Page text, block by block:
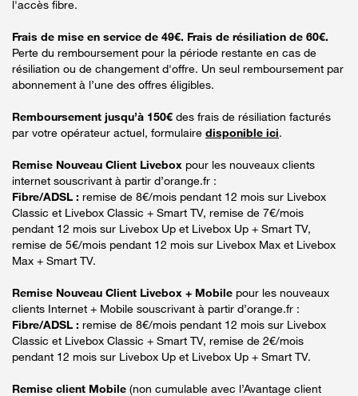
l'accès fibre.
Frais de mise en service de 49€. Frais de résiliation de 60€.
Perte du remboursement pour la période restante en cas de
résiliation ou de changement d'offre. Un seul remboursement par
abonnement à l’une des offres éligibles.
Remboursement jusqu’à 150€ des frais de résiliation facturés
par votre opérateur actuel, formulaire disponible ici.
Remise Nouveau Client Livebox pour les nouveaux clients
internet souscrivant à partir d’orange.fr :
Fibre/ADSL : remise de 8€/mois pendant 12 mois sur Livebox
Classic et Livebox Classic + Smart TV, remise de 7€/mois
pendant 12 mois sur Livebox Up et Livebox Up + Smart TV,
remise de 5€/mois pendant 12 mois sur Livebox Max et Livebox
Max + Smart TV.
Remise Nouveau Client Livebox + Mobile pour les nouveaux
clients Internet + Mobile souscrivant à partir d’orange.fr :
Fibre/ADSL : remise de 8€/mois pendant 12 mois sur Livebox
Classic et Livebox Classic + Smart TV, remise de 2€/mois
pendant 12 mois sur Livebox Up et Livebox Up + Smart TV.
Remise client Mobile (non cumulable avec l’Avantage client